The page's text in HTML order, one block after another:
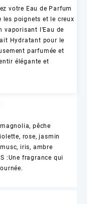
votre Eau de Parfum
poignets et le creux
vaporisant l’Eau de
Hydratant pour le
parfumée et
élégante et
pêche
rose, jasmin
iris, ambre
:Une fragrance qui